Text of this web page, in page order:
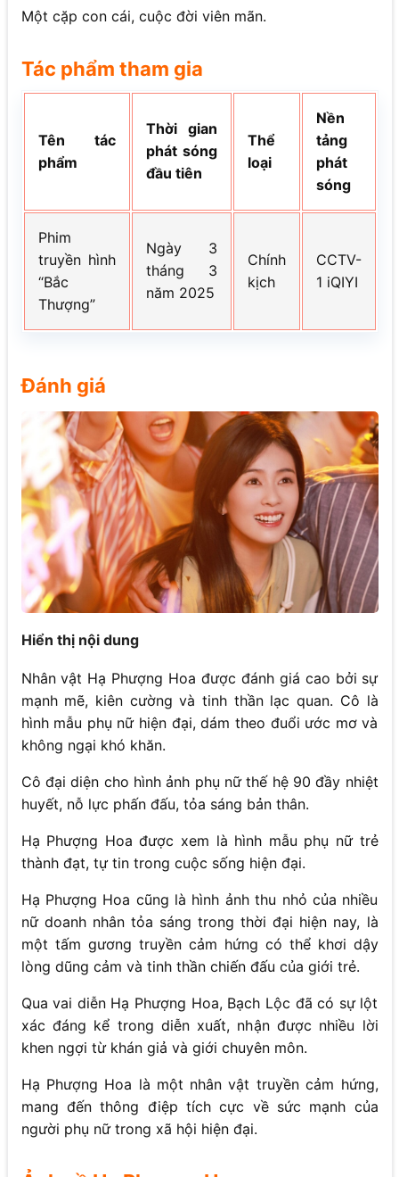
Một cặp con cái, cuộc đời viên mãn.
Tác phẩm tham gia
Tên tác
phẩm
Thời gian
phát sóng
đầu tiên
Thể
loại
Nền
tảng
phát
sóng
Phim
truyền hình
“Bắc
Thượng”
Ngày 3
tháng 3
năm 2025
Chính
kịch
CCTV-
1 iQIYI
Đánh giá
Hiển thị nội dung
Nhân vật Hạ Phượng Hoa được đánh giá cao bởi sự
mạnh mẽ, kiên cường và tinh thần lạc quan. Cô là
hình mẫu phụ nữ hiện đại, dám theo đuổi ước mơ và
không ngại khó khăn.
Cô đại diện cho hình ảnh phụ nữ thế hệ 90 đầy nhiệt
huyết, nỗ lực phấn đấu, tỏa sáng bản thân.
Hạ Phượng Hoa được xem là hình mẫu phụ nữ trẻ
thành đạt, tự tin trong cuộc sống hiện đại.
Hạ Phượng Hoa cũng là hình ảnh thu nhỏ của nhiều
nữ doanh nhân tỏa sáng trong thời đại hiện nay, là
một tấm gương truyền cảm hứng có thể khơi dậy
lòng dũng cảm và tinh thần chiến đấu của giới trẻ.
Qua vai diễn Hạ Phượng Hoa, Bạch Lộc đã có sự lột
xác đáng kể trong diễn xuất, nhận được nhiều lời
khen ngợi từ khán giả và giới chuyên môn.
Hạ Phượng Hoa là một nhân vật truyền cảm hứng,
mang đến thông điệp tích cực về sức mạnh của
người phụ nữ trong xã hội hiện đại.